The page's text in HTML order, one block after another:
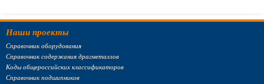
Наши проекты
Справочник оборудования
Справочник содержания драгметаллов
Коды общероссийских классификаторов
Справочник подшипников